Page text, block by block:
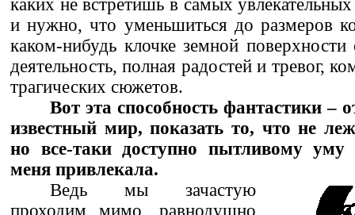
каких не встретишь в самых
и нужно, что уменьшиться до размеров
каком-нибудь клочке земной
деятельность, полная радостей и тревог,
трагических сюжетов.
Вот эта способность фантастики –
известный мир, показать то, что не
но все-таки доступно пытливому уму
меня привлекала.
Ведь мы зачастую
проходим мимо, равнодушно